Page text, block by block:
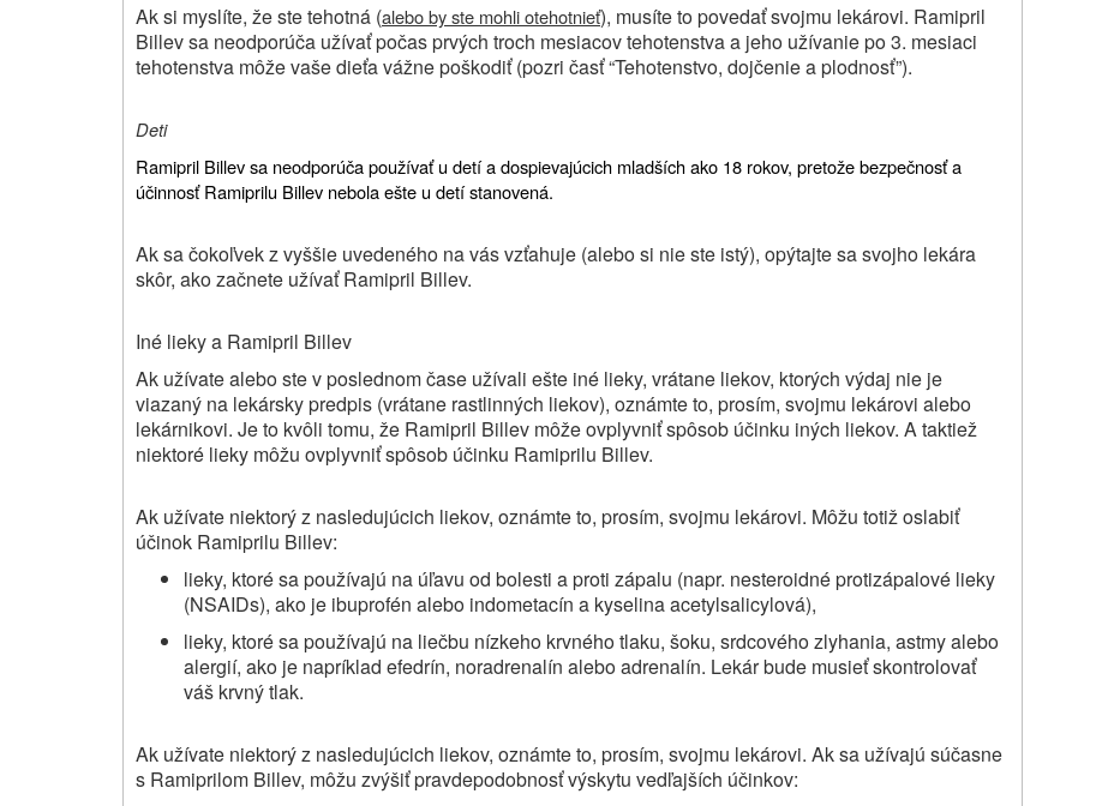
Ak si myslíte, že ste tehotná (alebo by ste mohli otehotnieť), musíte to povedať svojmu lekárovi. Ramipril
Billev sa neodporúča užívať počas prvých troch mesiacov tehotenstva a jeho užívanie po 3. mesiaci
tehotenstva môže vaše dieťa vážne poškodiť (pozri časť “Tehotenstvo, dojčenie a plodnosť”).
Deti
Ramipril Billev sa neodporúča používať u detí a dospievajúcich mladších ako 18 rokov, pretože bezpečnosť a
účinnosť Ramiprilu Billev nebola ešte u detí stanovená.
Ak sa čokoľvek z vyššie uvedeného na vás vzťahuje (alebo si nie ste istý), opýtajte sa svojho lekára
skôr, ako začnete užívať Ramipril Billev.
Iné lieky a Ramipril Billev
Ak užívate alebo ste v poslednom čase užívali ešte iné lieky, vrátane liekov, ktorých výdaj nie je
viazaný na lekársky predpis (vrátane rastlinných liekov), oznámte to, prosím, svojmu lekárovi alebo
lekárnikovi. Je to kvôli tomu, že Ramipril Billev môže ovplyvniť spôsob účinku iných liekov. A taktiež
niektoré lieky môžu ovplyvniť spôsob účinku Ramiprilu Billev.
Ak užívate niektorý z nasledujúcich liekov, oznámte to, prosím, svojmu lekárovi. Môžu totiž oslabiť
účinok Ramiprilu Billev:
lieky, ktoré sa používajú na úľavu od bolesti a proti zápalu (napr. nesteroidné protizápalové lieky
(NSAIDs), ako je ibuprofén alebo indometacín a kyselina acetylsalicylová),
lieky, ktoré sa používajú na liečbu nízkeho krvného tlaku, šoku, srdcového zlyhania, astmy alebo
alergií, ako je napríklad efedrín, noradrenalín alebo adrenalín. Lekár bude musieť skontrolovať
váš krvný tlak.
Ak užívate niektorý z nasledujúcich liekov, oznámte to, prosím, svojmu lekárovi. Ak sa užívajú súčasne
s Ramiprilom Billev, môžu zvýšiť pravdepodobnosť výskytu vedľajších účinkov: